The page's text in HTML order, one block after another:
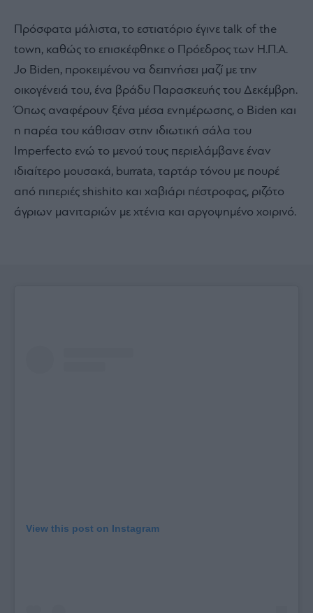
Πρόσφατα μάλιστα, το εστιατόριο έγινε talk of the
town, καθώς το επισκέφθηκε ο Πρόεδρος των Η.Π.Α.
Jo Biden, προκειμένου να δειπνήσει μαζί με την
οικογένειά του, ένα βράδυ Παρασκευής του Δεκέμβρη.
Όπως αναφέρουν ξένα μέσα ενημέρωσης, ο Biden και
η παρέα του κάθισαν στην ιδιωτική σάλα του
Imperfecto ενώ το μενού τους περιελάμβανε έναν
ιδιαίτερο μουσακά, burrata, ταρτάρ τόνου με πουρέ
από πιπεριές shishito και χαβιάρι πέστροφας, ριζότο
άγριων μανιταριών με χτένια και αργοψημένο χοιρινό.
View this post on Instagram